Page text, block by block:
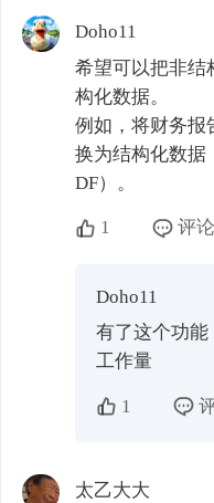
Doho11
希望可以把非结
构化数据。
例如，将财务报
换为结构化数据
DF）。
1 评论
Doho11
有了这个功
工作量
1
太乙大大